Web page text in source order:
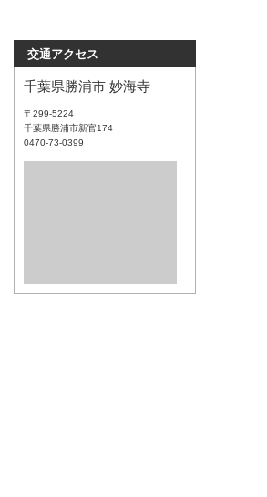
交通アクセス
千葉県勝浦市 妙海寺
〒299-5224
千葉県勝浦市新官174
0470-73-0399